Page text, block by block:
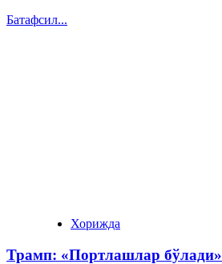
Батафсил...
Хорижда
Трамп: «Портлашлар бўлади»